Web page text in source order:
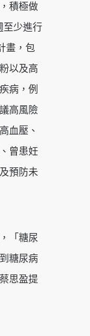
積極做
至少進行
畫，包
以及高
病，例
高風險
血壓、
曾患妊
預防未
「糖尿
糖尿病
思盈提